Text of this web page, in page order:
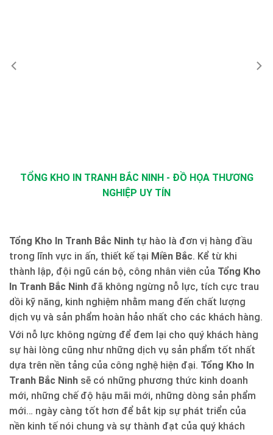
TỔNG KHO IN TRANH BẮC NINH - ĐỒ HỌA THƯƠNG
NGHIỆP UY TÍN
Tổng Kho In Tranh Bắc Ninh tự hào là đơn vị hàng đầu
trong lĩnh vực in ấn, thiết kế tại Miền Bắc. Kể từ khi
thành lập, đội ngũ cán bộ, công nhân viên của Tổng Kho
In Tranh Bắc Ninh đã không ngừng nỗ lực, tích cực trau
dồi kỹ năng, kinh nghiệm nhằm mang đến chất lượng
dịch vụ và sản phẩm hoàn hảo nhất cho các khách hàng.
Với nỗ lực không ngừng để đem lại cho quý khách hàng
sự hài lòng cũng như những dịch vụ sản phẩm tốt nhất
dựa trên nền tảng của công nghệ hiện đại. Tổng Kho In
Tranh Bắc Ninh sẽ có những phương thức kinh doanh
mới, những chế độ hậu mãi mới, những dòng sản phẩm
mới… ngày càng tốt hơn để bắt kịp sự phát triển của
nền kinh tế nói chung và sự thành đạt của quý khách